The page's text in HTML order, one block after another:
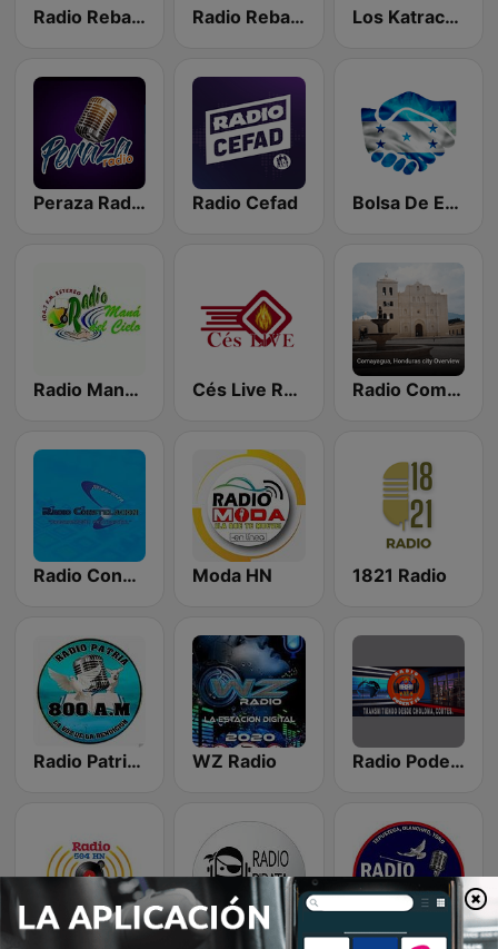
Radio Rebaño de Jesucristo Radio Rebaño De Jesucristo Los Katrachos Radio
Peraza Radio Radio Cefad Bolsa De Empleos Honduras
Radio Maná del Cielo Olanchito Cés Live Radio Radio Comayagua FM
Radio Constelacion 101.9 FM Moda HN 1821 Radio
Radio Patria Honduras WZ Radio Radio Poder y Fe Choloma